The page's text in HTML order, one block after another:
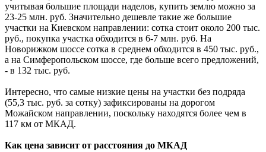
учитывая большие площади наделов, купить землю можно за
23-25 млн. руб. Значительно дешевле такие же большие
участки на Киевском направлении: сотка стоит около 200 тыс.
руб., покупка участка обходится в 6-7 млн. руб. На
Новорижком шоссе сотка в среднем обходится в 450 тыс. руб.,
а на Симферопольском шоссе, где больше всего предложений,
- в 132 тыс. руб.
Интересно, что самые низкие цены на участки без подряда
(55,3 тыс. руб. за сотку) зафиксированы на дорогом
Можайском направлении, поскольку находятся более чем в
117 км от МКАД.
Как цена зависит от расстояния до МКАД